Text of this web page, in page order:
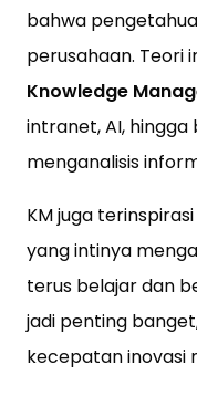
bahwa
perusahaan. Teori
Knowledge
intranet, AI,
menganalisis
KM juga
yang intinya
terus belajar dan
jadi penting
kecepatan inovasi